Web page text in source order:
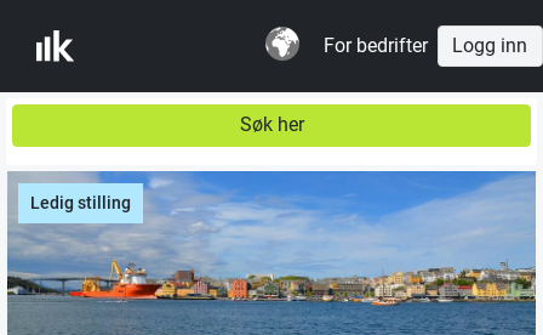
For bedrifter Logg inn
Søk her
Ledig stilling